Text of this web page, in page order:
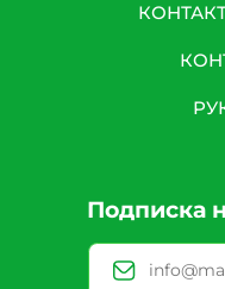
Подписка